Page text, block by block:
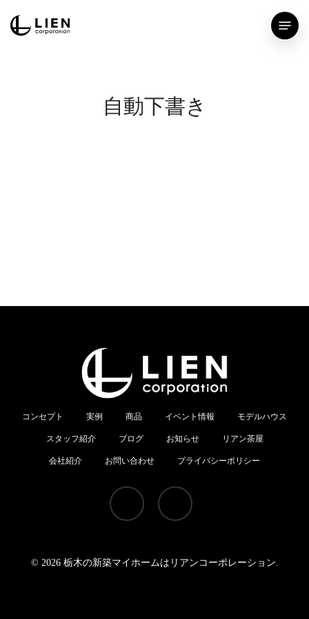
Menu
自動下書き
コンセプト 実例 商品 イベント情報 モデルハウス
スタッフ紹介 ブログ お知らせ リアン茶屋
会社紹介 お問い合わせ プライバシーポリシー
youtube instagram
© 2026 栃木の新築マイホームはリアンコーポレーション.